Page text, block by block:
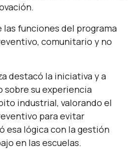
las funciones del programa
comunitario y no
destacó la iniciativa y a
sobre su experiencia
industrial, valorando el
para evitar
esa lógica con la gestión
en las escuelas.